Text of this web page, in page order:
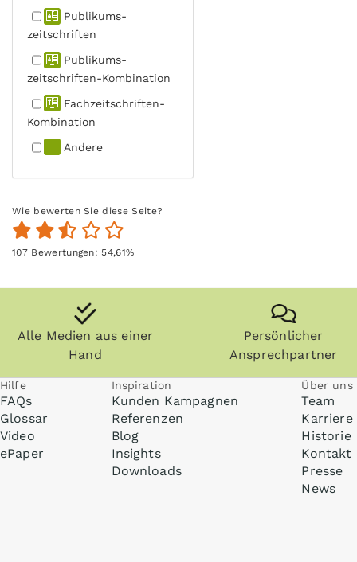
Publikums­
zeitschriften
Publikums­
zeitschriften-Kombination
Fachzeit­schriften-
Kombination
Andere
Wie bewerten Sie diese Seite?
107Bewertungen: 54,61%
Alle Medien aus einer
Hand
Persönlicher
Ansprechpartner
Hilfe
FAQs
Glossar
Video
ePaper
Inspiration
Kunden Kampagnen
Referenzen
Blog
Insights
Downloads
Über uns
Team
Karriere
Historie
Kontakt
Presse
News